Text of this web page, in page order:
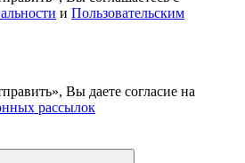
и Пользовательским
Вы даете согласие на
рассылок